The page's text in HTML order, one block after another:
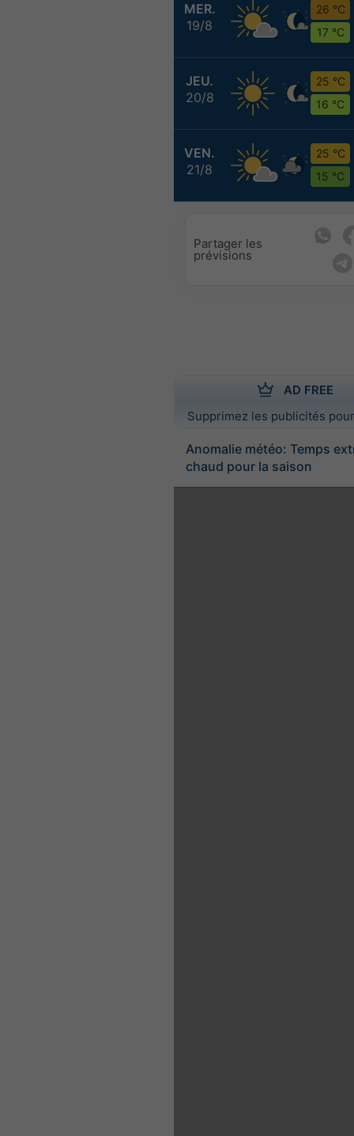
MER.
19/8
26 °C
17 °C
JEU.
20/8
25 °C
16 °C
VEN.
21/8
25 °C
15 °C
Partager les
prévisions
AD FREE
Supprimez les publicités
Anomalie météo: Temps
chaud pour la saison